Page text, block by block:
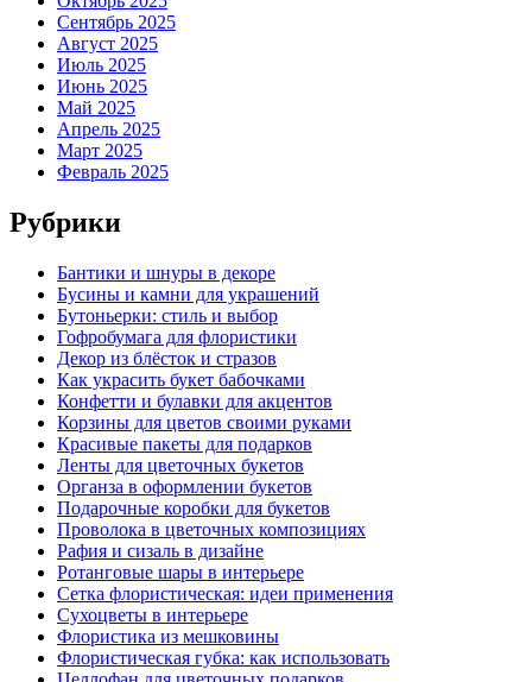
Сентябрь 2025
Август 2025
Июль 2025
Июнь 2025
Май 2025
Апрель 2025
Март 2025
Февраль 2025
Рубрики
Бантики и шнуры в декоре
Бусины и камни для украшений
Бутоньерки: стиль и выбор
Гофробумага для флористики
Декор из блёсток и стразов
Как украсить букет бабочками
Конфетти и булавки для акцентов
Корзины для цветов своими руками
Красивые пакеты для подарков
Ленты для цветочных букетов
Органза в оформлении букетов
Подарочные коробки для букетов
Проволока в цветочных композициях
Рафия и сизаль в дизайне
Ротанговые шары в интерьере
Сетка флористическая: идеи применения
Сухоцветы в интерьере
Флористика из мешковины
Флористическая губка: как использовать